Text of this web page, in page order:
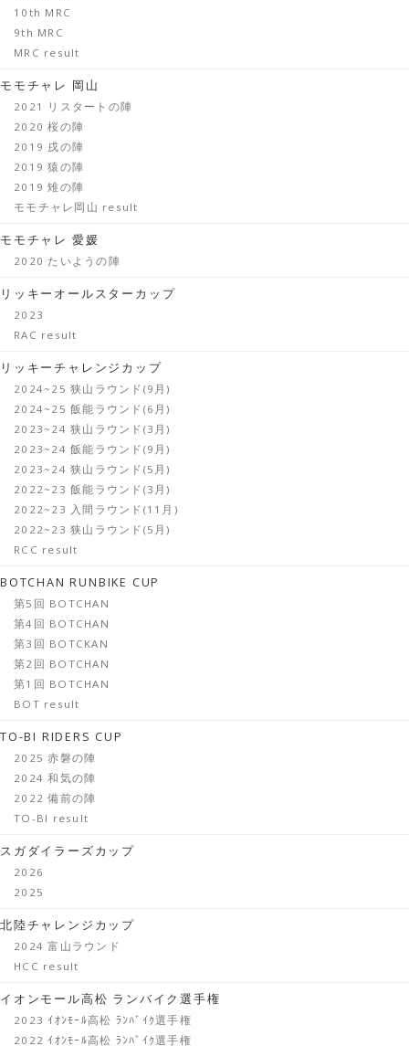
10th MRC
9th MRC
MRC result
モモチャレ 岡山
2021 リスタートの陣
2020 桜の陣
2019 戌の陣
2019 猿の陣
2019 雉の陣
モモチャレ岡山 result
モモチャレ 愛媛
2020 たいようの陣
リッキーオールスターカップ
2023
RAC result
リッキーチャレンジカップ
2024~25 狭山ラウンド(9月)
2024~25 飯能ラウンド(6月)
2023~24 狭山ラウンド(3月)
2023~24 飯能ラウンド(9月)
2023~24 狭山ラウンド(5月)
2022~23 飯能ラウンド(3月)
2022~23 入間ラウンド(11月)
2022~23 狭山ラウンド(5月)
RCC result
BOTCHAN RUNBIKE CUP
第5回 BOTCHAN
第4回 BOTCHAN
第3回 BOTCKAN
第2回 BOTCHAN
第1回 BOTCHAN
BOT result
TO-BI RIDERS CUP
2025 赤磐の陣
2024 和気の陣
2022 備前の陣
TO-BI result
スガダイラーズカップ
2026
2025
北陸チャレンジカップ
2024 富山ラウンド
HCC result
イオンモール高松 ランバイク選手権
2023 ｲｵﾝﾓｰﾙ高松 ﾗﾝﾊﾞｲｸ選手権
2022 ｲｵﾝﾓｰﾙ高松 ﾗﾝﾊﾞｲｸ選手権